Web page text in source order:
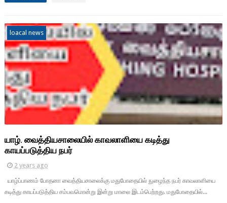
loacal news
யாழ். வைத்தியசாலையில் காவலாளியை கடித்து
காயப்படுத்திய நபர்
2 years ago
யாழ்ப்பாணம் போதனா வைத்தியசாலைக்கு மதுபோதையில் நுழைந்த நபர் காவலாளியை
கடித்து காயப்படுத்திய சம்பவமொன்று இன்று மாலை இடம்பெற்றது. மதுபோதையில்...